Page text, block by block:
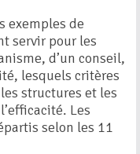
exemples de
servir pour les
d’un conseil,
lesquels critères
structures et les
Les
selon les 11